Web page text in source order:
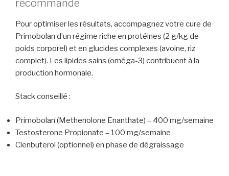
recommandé
Pour optimiser les résultats, accompagnez votre cure de
Primobolan d’un régime riche en protéines (2 g/kg de
poids corporel) et en glucides complexes (avoine, riz
complet). Les lipides sains (oméga-3) contribuent à la
production hormonale.
Stack conseillé :
Primobolan (Methenolone Enanthate) – 400 mg/semaine
Testosterone Propionate – 100 mg/semaine
Clenbuterol (optionnel) en phase de dégraissage